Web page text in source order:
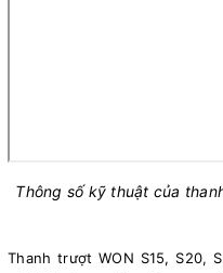
Thông số kỹ thuật của
Thanh trượt WON S15, S20,